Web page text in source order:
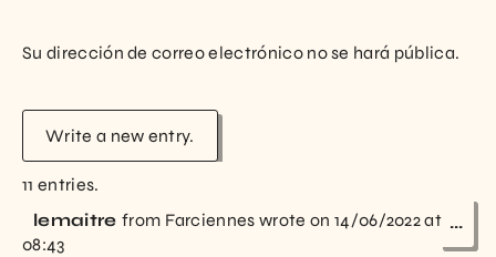
Su dirección de correo electrónico no se hará pública.
11 entries.
lemaitre from Farciennes wrote on 14/06/2022at
08:43
...